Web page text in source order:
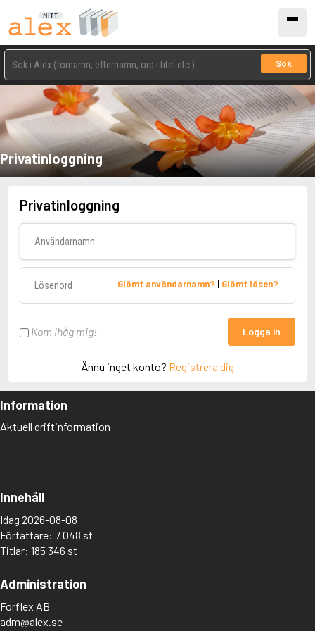
Sök
Privatinloggning
Privatinloggning
Glömt användarnamn? | Glömt lösen?
Kom ihåg mig! Logga in
Ännu inget konto? Registrera dig
Information
Aktuell driftinformation
Innehåll
Idag 2026-08-08
Författare: 7 048 st
Titlar: 185 346 st
Administration
Forflex AB
adm@alex.se